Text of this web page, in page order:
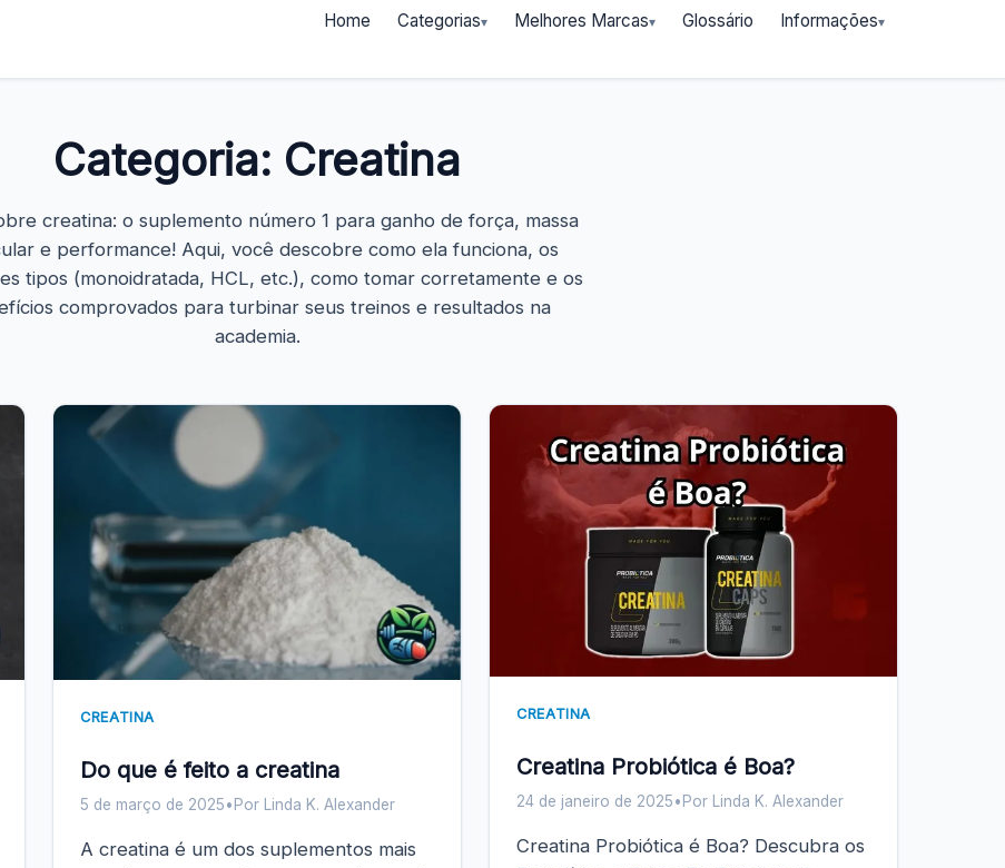
Home Categorias Melhores Marcas Glossário Informações
Categoria: Creatina
creatina: o suplemento número 1 para ganho de força, massa
e performance! Aqui, você descobre como ela funciona, os
tipos (monoidratada, HCL, etc.), como tomar corretamente e os
comprovados para turbinar seus treinos e resultados na
academia.
CREATINA
Do que é feito a creatina​
5 de março de 2025• Por Linda K. Alexander
A creatina é um dos suplementos mais
CREATINA
Creatina Probiótica é Boa?
24 de janeiro de 2025• Por Linda K. Alexander
Creatina Probiótica é Boa? Descubra os